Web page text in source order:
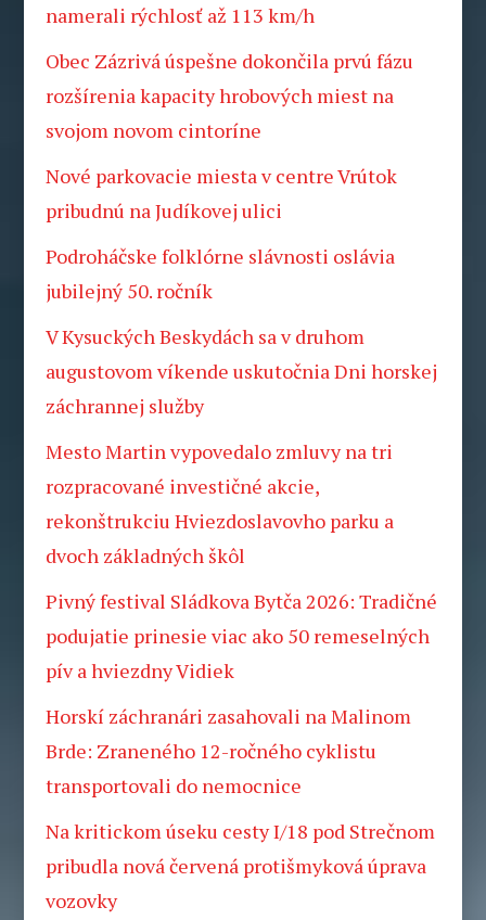
namerali rýchlosť až 113 km/h
Obec Zázrivá úspešne dokončila prvú fázu
rozšírenia kapacity hrobových miest na
svojom novom cintoríne
Nové parkovacie miesta v centre Vrútok
pribudnú na Judíkovej ulici
Podroháčske folklórne slávnosti oslávia
jubilejný 50. ročník
V Kysuckých Beskydách sa v druhom
augustovom víkende uskutočnia Dni horskej
záchrannej služby
Mesto Martin vypovedalo zmluvy na tri
rozpracované investičné akcie,
rekonštrukciu Hviezdoslavovho parku a
dvoch základných škôl
Pivný festival Sládkova Bytča 2026: Tradičné
podujatie prinesie viac ako 50 remeselných
pív a hviezdny Vidiek
Horskí záchranári zasahovali na Malinom
Brde: Zraneného 12-ročného cyklistu
transportovali do nemocnice
Na kritickom úseku cesty I/18 pod Strečnom
pribudla nová červená protišmyková úprava
vozovky